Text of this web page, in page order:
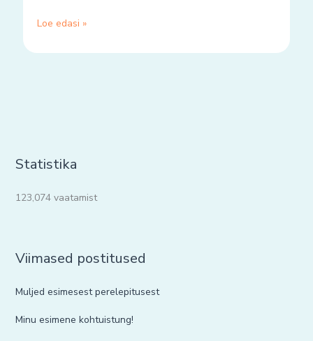
Loe edasi »
Statistika
123,074 vaatamist
Viimased postitused
Muljed esimesest perelepitusest
Minu esimene kohtuistung!